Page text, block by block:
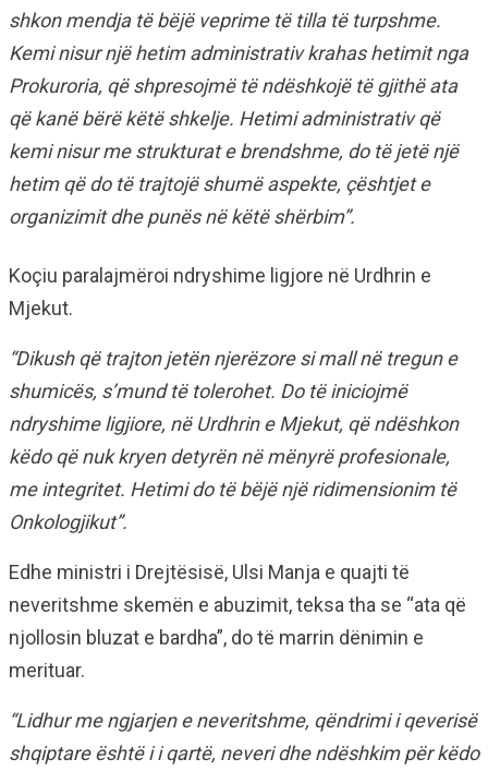
shkon mendja të bëjë veprime të tilla të turpshme.
Kemi nisur një hetim administrativ krahas hetimit nga
Prokuroria, që shpresojmë të ndëshkojë të gjithë ata
që kanë bërë këtë shkelje. Hetimi administrativ që
kemi nisur me strukturat e brendshme, do të jetë një
hetim që do të trajtojë shumë aspekte, çështjet e
organizimit dhe punës në këtë shërbim”.
Koçiu paralajmëroi ndryshime ligjore në Urdhrin e
Mjekut.
“Dikush që trajton jetën njerëzore si mall në tregun e
shumicës, s’mund të tolerohet. Do të iniciojmë
ndryshime ligjiore, në Urdhrin e Mjekut, që ndëshkon
këdo që nuk kryen detyrën në mënyrë profesionale,
me integritet. Hetimi do të bëjë një ridimensionim të
Onkologjikut”.
Edhe ministri i Drejtësisë, Ulsi Manja e quajti të
neveritshme skemën e abuzimit, teksa tha se “ata që
njollosin bluzat e bardha”, do të marrin dënimin e
merituar.
“Lidhur me ngjarjen e neveritshme, qëndrimi i qeverisë
shqiptare është i i qartë, neveri dhe ndëshkim për këdo